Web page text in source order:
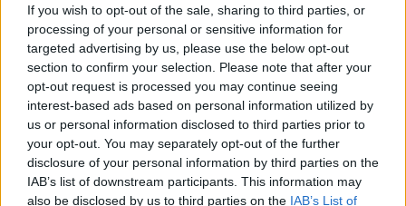
If you wish to opt-out of the sale, sharing to third parties, or
processing of your personal or sensitive information for
targeted advertising by us, please use the below opt-out
section to confirm your selection. Please note that after your
opt-out request is processed you may continue seeing
interest-based ads based on personal information utilized by
us or personal information disclosed to third parties prior to
your opt-out. You may separately opt-out of the further
disclosure of your personal information by third parties on the
IAB’s list of downstream participants. This information may
also be disclosed by us to third parties on the IAB’s List of
Αν τα χάσατε